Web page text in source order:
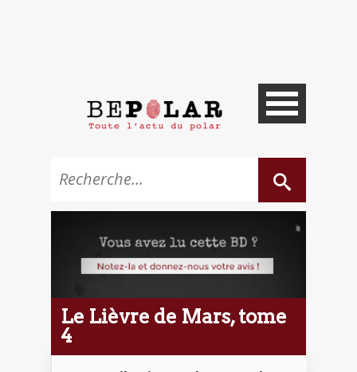
Le Lièvre de Mars, tome
4